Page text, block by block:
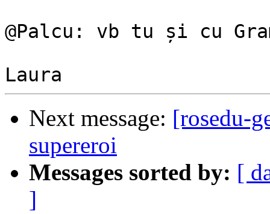
@Palcu: vb tu și cu
Next message: [rosedu-
supereroi
Messages sorted by: [
]